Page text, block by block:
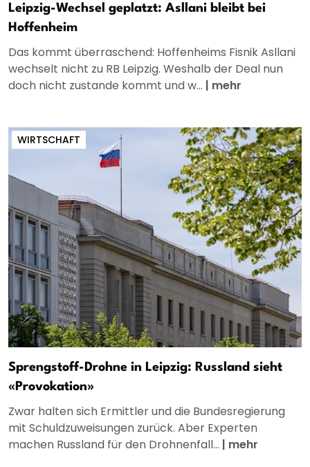
Leipzig-Wechsel geplatzt: Asllani bleibt bei
Hoffenheim
Das kommt überraschend: Hoffenheims Fisnik Asllani
wechselt nicht zu RB Leipzig. Weshalb der Deal nun
doch nicht zustande kommt und w... | mehr
WIRTSCHAFT
Sprengstoff-Drohne in Leipzig: Russland sieht
«Provokation»
Zwar halten sich Ermittler und die Bundesregierung
mit Schuldzuweisungen zurück. Aber Experten
machen Russland für den Drohnenfall... | mehr